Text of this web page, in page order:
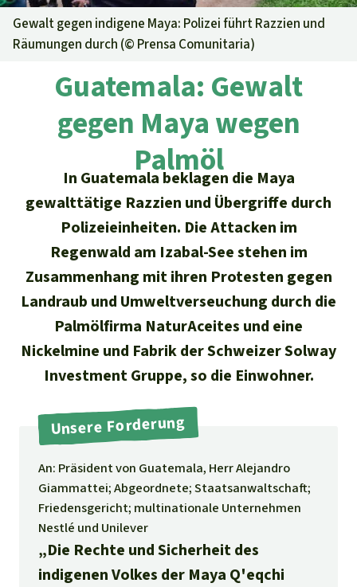
Informieren
Aktuelles
Erfolge
Alle News
Kids
Newsletter­anmeldung
Unsere Themen
Der Regenwald
Klima
Biodiversität
Schutzgebiete
Palmöl
Biokraftstoff
Tropenholz
Aluminium
Gold
Landraub
Regenwald Report
Aktuelle Ausgabe
01/2026
04/2025
03/2025
02/2025
01/2025
Ältere Ausgaben
Erfolge
Shop
Überuns
Über uns
Der Verein
40 Jahre Vereins­geschichte
Häufige Fragen
Jahresberichte
Stiftung
Transparenz
Medien
Presse
Presse-Echo
Banner einbinden
Suche
Deutsch
English
Español
Italiano
Português
Indonesia
Dringender Spendenaufruf
Regenwald-Urkunden
Fragen & Antworten
Testament
SpendenkontoRettet den
Regenwald e. V.
DE11
0967 2025
00
GENODEM1GLS
GLS Bank
Spenden für ein Thema
Tierschutz
Schutz von Indigenen
Spenden für eine Region
Südostasien
Afrika
Lateinamerika
Gewalt gegen indigene Maya: Polizei führt Razzien und
Räumungen durch (© Prensa Comunitaria)
Guatemala: Gewalt
gegen Maya wegen
Palmöl
In Guatemala beklagen die Maya
gewalttätige Razzien und Übergriffe durch
Polizeieinheiten. Die Attacken im
Regenwald am Izabal-See stehen im
Zusammenhang mit ihren Protesten gegen
Landraub und Umweltverseuchung durch die
Palmölfirma NaturAceites und eine
Nickelmine und Fabrik der Schweizer Solway
Investment Gruppe, so die Einwohner.
Unsere Forderung
An: Präsident von Guatemala, Herr Alejandro
Giammattei; Abgeordnete; Staatsanwaltschaft;
Friedensgericht; multinationale Unternehmen
Nestlé und Unilever
„Die Rechte und Sicherheit des
indigenen Volkes der Maya Q'eqchi